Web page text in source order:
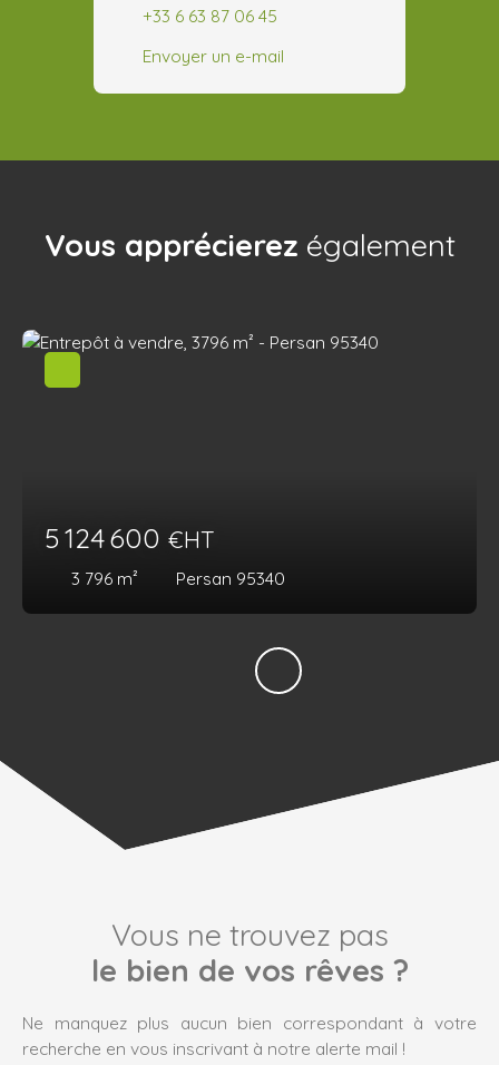
+33 6 63 87 06 45
Envoyer un e-mail
Vous apprécierez également
5 124 600 €HT
3 796 m² Persan 95340
Vous ne trouvez pas
le bien de vos rêves ?
Ne manquez plus aucun bien correspondant à votre
recherche en vous inscrivant à notre alerte mail !